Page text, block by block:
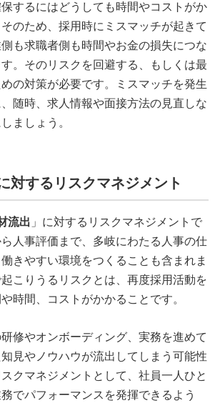
するにはどうしても時間やコストがか
のため、採用時にミスマッチが起きて
も求職者側も時間やお金の損失につな
。そのリスクを回避する、もしくは最
の対策が必要です。ミスマッチを発生
随時、求人情報や面接方法の見直しな
ましょう。
対するリスクマネジメント
流出 」に対するリスクマネジメントで
人事評価まで、多岐にわたる人事の仕
きやすい環境をつくることも含まれま
こりうるリスクとは、再度採用活動を
時間、コストがかかることです。
修やオンボーディング、実務を進めて
見やノウハウが流出してしまう可能性
クマネジメントとして、社員一人ひと
でパフォーマンスを発揮できるよう